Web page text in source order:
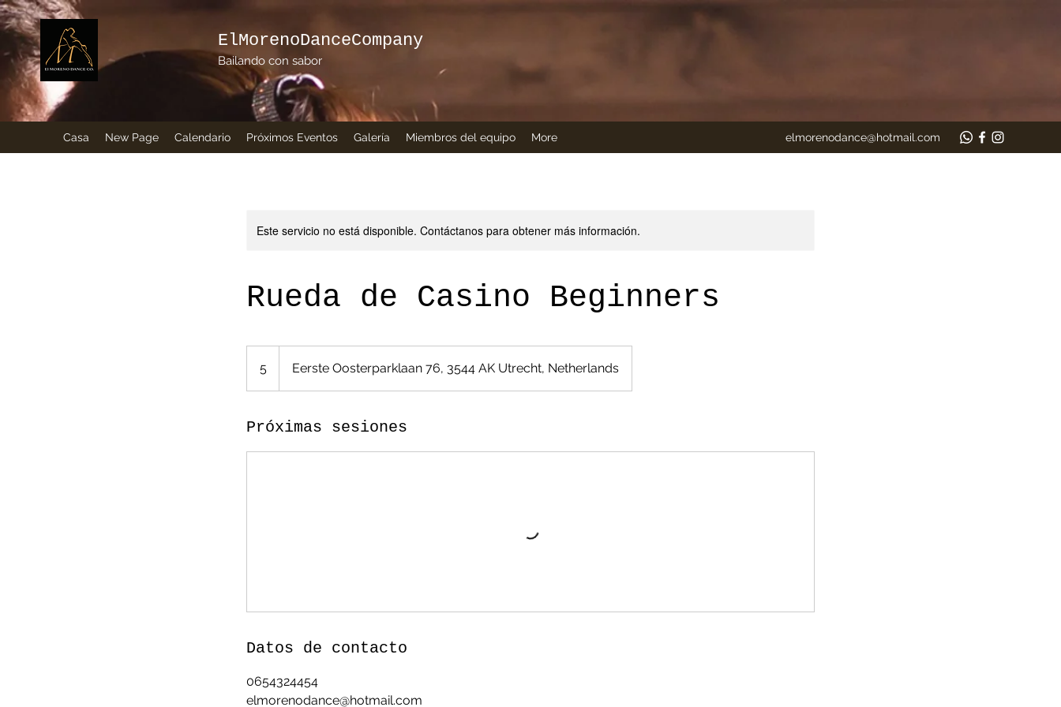
ElMorenoDanceCompany
Bailando con sabor
Casa New Page Calendario Próximos Eventos Galería Miembros del equipo More elmorenodance@hotmail.com
Este servicio no está disponible. Contáctanos para obtener más información.
Rueda de Casino Beginners
5 Eerste Oosterparklaan 76, 3544 AK Utrecht, Netherlands
Próximas sesiones
Datos de contacto
0654324454
elmorenodance@hotmail.com